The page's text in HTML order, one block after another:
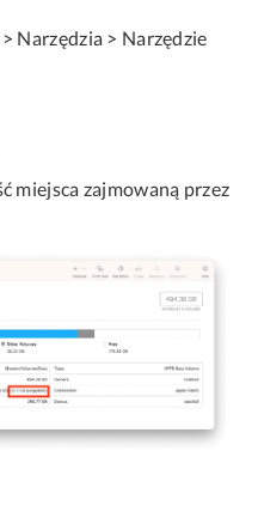
Narzędzia > Narzędzie
miejsca zajmowaną przez